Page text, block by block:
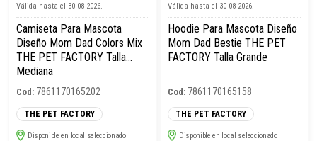
Válida hasta el 30-08-2026.
Camiseta Para Mascota
Diseño Mom Dad Colors Mix
THE PET FACTORY Talla
Mediana
Cod: 7861170165202
THE PET FACTORY
Disponible en local seleccionado
Válida hasta el 30-08-2026.
Hoodie Para Mascota Diseño
Mom Dad Bestie THE PET
FACTORY Talla Grande
Cod: 7861170165158
THE PET FACTORY
Disponible en local seleccionado